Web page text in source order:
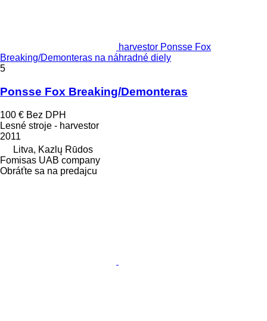
harvestor Ponsse Fox
Breaking/Demonteras na náhradné diely
5
Ponsse Fox Breaking/Demonteras
100 € Bez DPH
Lesné stroje - harvestor
2011
Litva, Kazlų Rūdos
Fomisas UAB company
Obráťte sa na predajcu